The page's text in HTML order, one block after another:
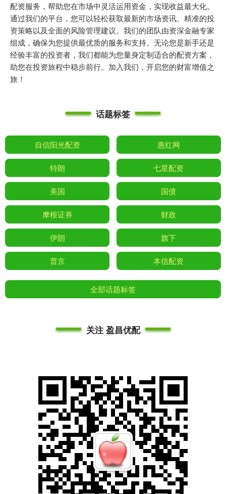
配资服务，帮助您在市场中灵活运用资金，实现收益最大化。
通过我们的平台，您可以轻松获取最新的市场资讯、精准的投
资策略以及全面的风险管理建议。我们的团队由资深金融专家
组成，确保为您提供最优质的服务和支持。无论您是新手还是
经验丰富的投资者，我们都能为您量身定制适合的配资方案，
助您在投资旅程中稳步前行。加入我们，开启您的财富增值之
旅！
话题标签
自信阳光配资 惠红网
特朗 七星配资
美国 国债
摩根证券 财政
伊朗 旗下
普京 本信配资
全部话题标签
关注 盈昌优配